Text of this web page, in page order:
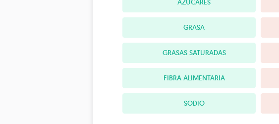
AZÚCARES
GRASA
GRASAS SATURADAS
FIBRA ALIMENTARIA
SODIO